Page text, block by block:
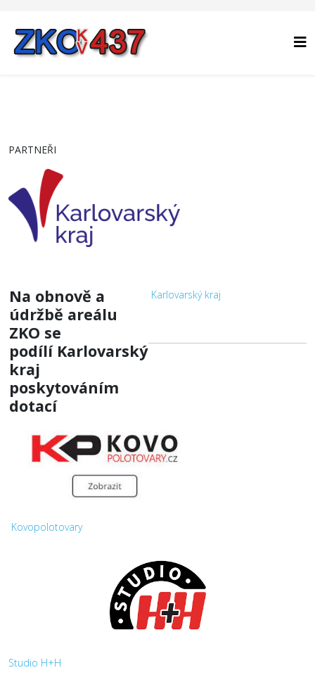
PARTNEŘI
Na obnově a
údržbě areálu
ZKO se
podílí Karlovarský
kraj
poskytováním
dotací
Karlovarský kraj
Kovopolotovary
Studio H+H